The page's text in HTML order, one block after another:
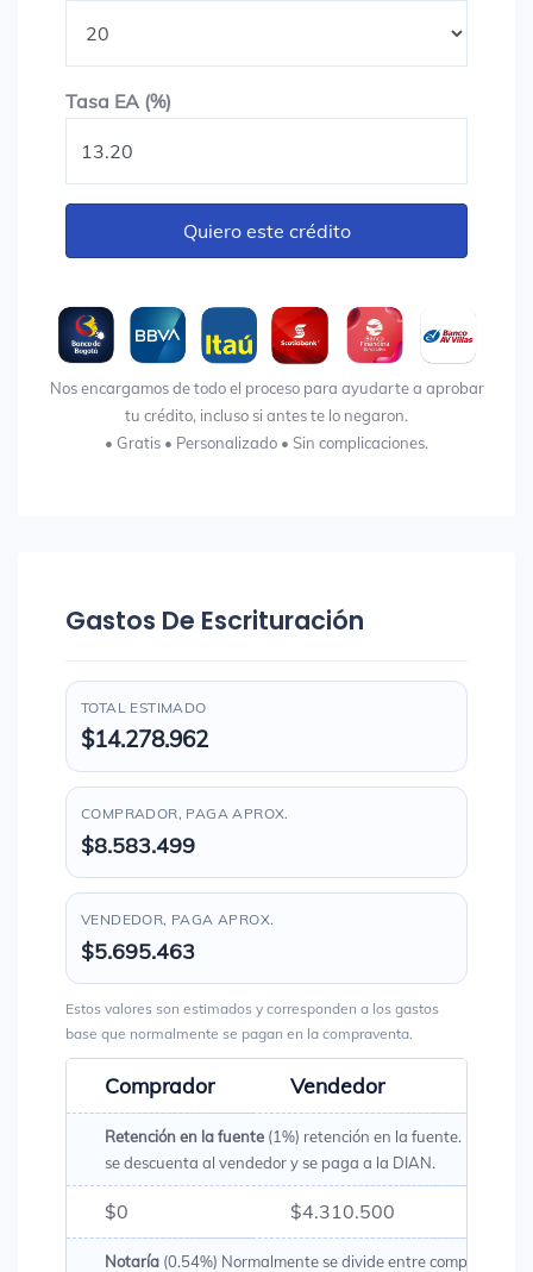
Tasa EA (%)
Quiero este crédito
Nos encargamos de todo el proceso para ayudarte a aprobar
tu crédito, incluso si antes te lo negaron.
• Gratis • Personalizado • Sin complicaciones.
Gastos De Escrituración
TOTAL ESTIMADO
$14.278.962
COMPRADOR, PAGA APROX.
$8.583.499
VENDEDOR, PAGA APROX.
$5.695.463
Estos valores son estimados y corresponden a los gastos
base que normalmente se pagan en la compraventa.
Comprador Vendedor
Retención en la fuente (1%) retención en la fuente. Es un
se descuenta al vendedor y se paga a la DIAN.
$0 $4.310.500
Notaría (0.54%) Normalmente se divide entre comprador y